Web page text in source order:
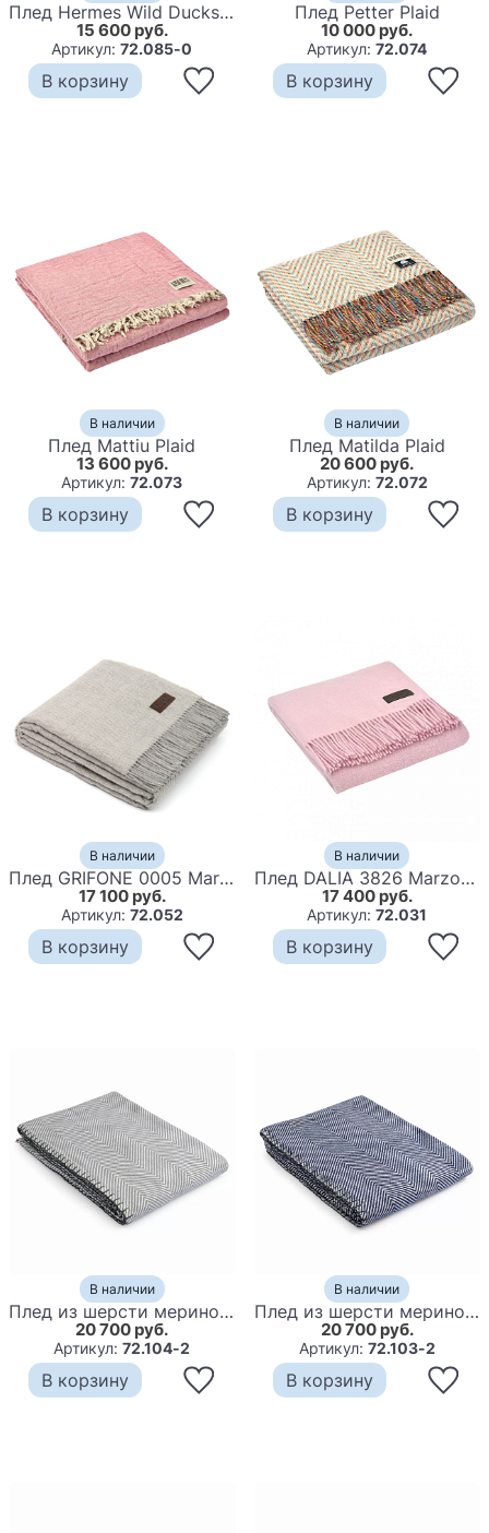
Плед Hermes Wild Ducks Plaid
15 600 руб.
Артикул:72.085-0
В корзину
Плед Petter Plaid
10 000 руб.
Артикул:72.074
В корзину
В наличии
Плед Mattiu Plaid
13 600 руб.
Артикул:72.073
В корзину
В наличии
Плед Matilda Plaid
20 600 руб.
Артикул: 72.072
В корзину
В наличии
Плед GRIFONE 0005 Marzotto
17 100 руб.
Артикул: 72.052
В корзину
В наличии
Плед DALIA 3826 Marzotto
17 400 руб.
Артикул:72.031
В корзину
В наличии
Плед из шерсти мериноса серого цвета 130×180 см Gray Waves
20 700 руб.
Артикул:72.104-2
В корзину
В наличии
Плед из шерсти мериноса темно-синего цвета 130×180 см Indigo Waves
20 700 руб.
Артикул: 72.103-2
В корзину